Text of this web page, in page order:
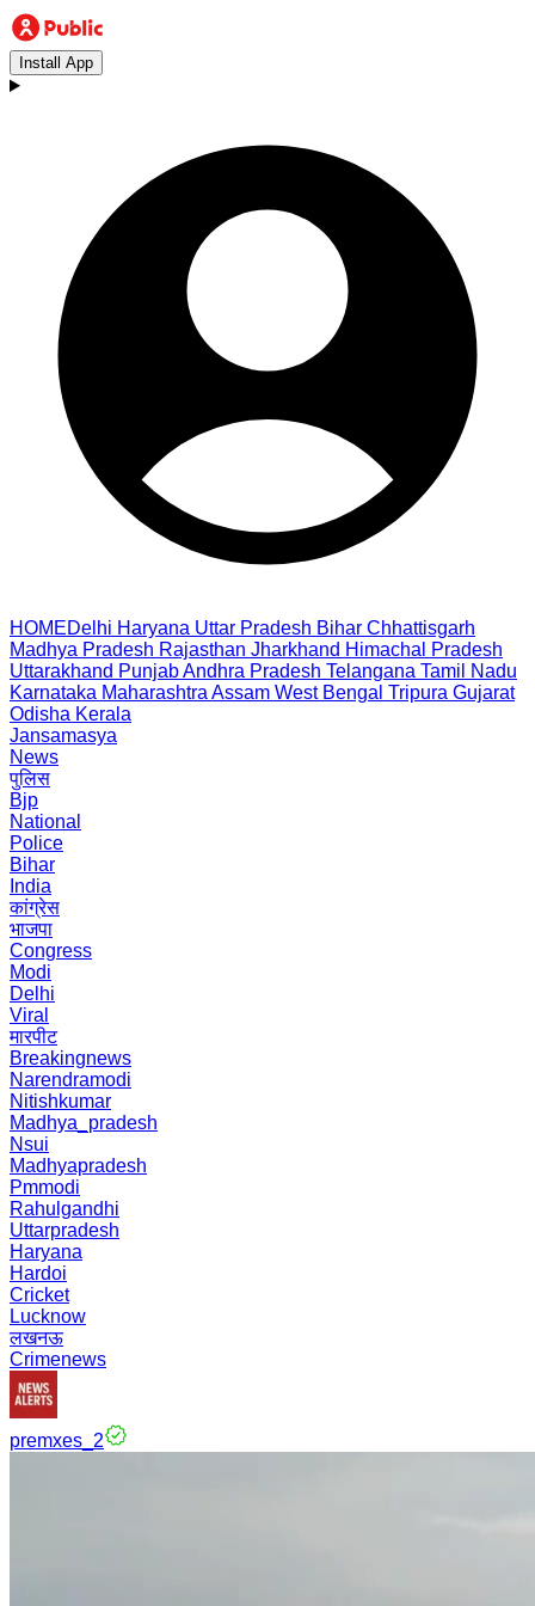
Install App
HOMEDelhi Haryana Uttar Pradesh Bihar Chhattisgarh
Madhya Pradesh Rajasthan Jharkhand Himachal Pradesh
Uttarakhand PunjabAndhra Pradesh Telangana Tamil Nadu
Karnataka Maharashtra Assam West Bengal Tripura Gujarat
Odisha Kerala
Jansamasya
News
पुलिस
Bjp
National
Police
Bihar
India
कांग्रेस
भाजपा
Congress
Modi
Delhi
Viral
मारपीट
Breakingnews
Narendramodi
Nitishkumar
Madhya_pradesh
Nsui
Madhyapradesh
Pmmodi
Rahulgandhi
Uttarpradesh
Haryana
Hardoi
Cricket
Lucknow
लखनऊ
Crimenews
premxes_2